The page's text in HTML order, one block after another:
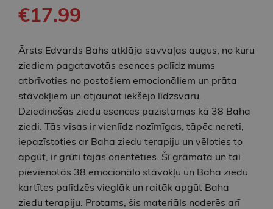
€17.99
Ārsts Edvards Bahs atklāja savvaļas augus, no kuru
ziediem pagatavotās esences palīdz mums
atbrīvoties no postošiem emocionāliem un prāta
stāvokļiem un atjaunot iekšējo līdzsvaru.
Dziedinošās ziedu esences pazīstamas kā 38 Baha
ziedi. Tās visas ir vienlīdz nozīmīgas, tāpēc nereti,
iepazīstoties ar Baha ziedu terapiju un vēloties to
apgūt, ir grūti tajās orientēties. Šī grāmata un tai
pievienotās 38 emocionālo stāvokļu un Baha ziedu
kartītes palīdzēs vieglāk un raitāk apgūt Baha
ziedu terapiju. Protams, šis materiāls noderēs arī